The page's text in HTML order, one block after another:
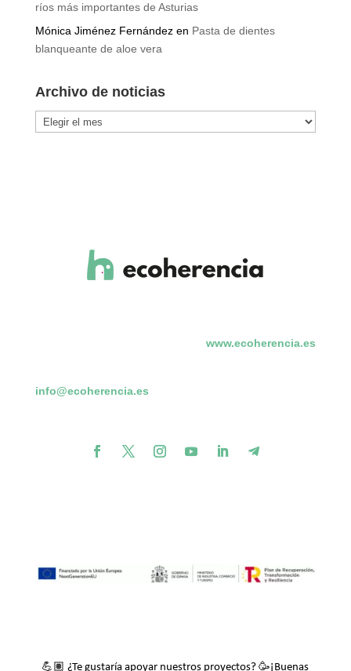
ríos más importantes de Asturias
Mónica Jiménez Fernándezen Pasta de dientes
blanqueante de aloe vera
Archivo de noticias
Archivo
de
www.ecoherencia.es
info@ecoherencia.es
💪🏽 ¿Te gustaría apoyar nuestros proyectos?🥳¡Buenas